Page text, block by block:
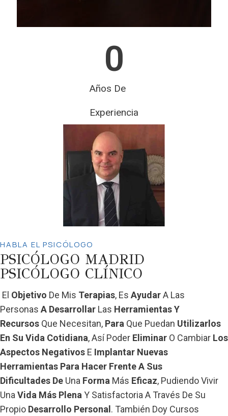
Años De
Experiencia
0
HABLA EL PSICÓLOGO
PSICÓLOGO MADRID
PSICÓLOGO CLÍNICO
El Objetivo De Mis Terapias, Es AyudarA Las
Personas A Desarrollar Las Herramientas Y
Recursos Que Necesitan, Para Que Puedan Utilizarlos
En Su Vida Cotidiana, Así Poder Eliminar O Cambiar Los
Aspectos Negativos E Implantar Nuevas
Herramientas Para Hacer Frente A Sus
Dificultades De Una Forma Más Eficaz, Pudiendo Vivir
Una Vida Más Plena Y Satisfactoria A Través De Su
Propio Desarrollo Personal. También Doy Cursos